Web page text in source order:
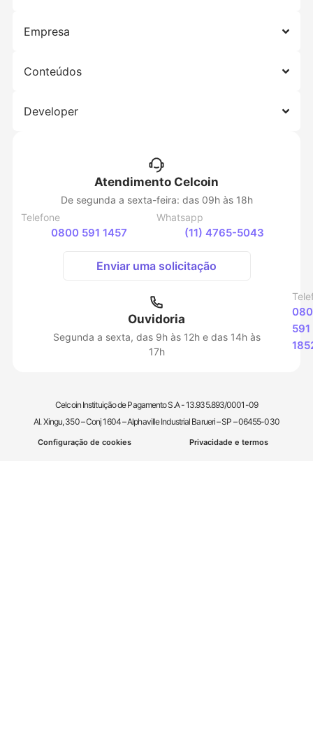
Empresa
Conteúdos
Developer
Atendimento Celcoin
De segunda a sexta-feira: das 09h às 18h
Telefone
0800 591 1457
Whatsapp
(11) 4765-5043
Enviar uma solicitação
Ouvidoria
Segunda a sexta, das 9h às 12h e das 14h às
17h
591
Celcoin Instituição de Pagamento S.A - 13.935.893/0001-09
Al. Xingu, 350 – Conj 1604 – Alphaville Industrial Barueri – SP – 06455-030
Configuração de cookies Privacidade e termos